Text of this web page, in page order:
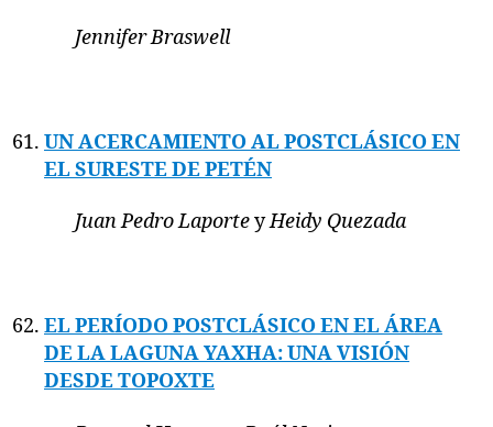
Jennifer Braswell
UN ACERCAMIENTO AL POSTCLÁSICO EN
EL SURESTE DE PETÉN
Juan Pedro LaporteyHeidy Quezada
EL PERÍODO POSTCLÁSICO EN EL ÁREA
DE LA LAGUNA YAXHA: UNA VISIÓN
DESDE TOPOXTE